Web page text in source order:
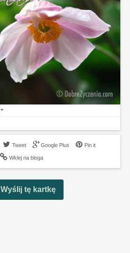
Tweet Google Plus Pin it
Wklej na bloga
Wyślij tę kartkę